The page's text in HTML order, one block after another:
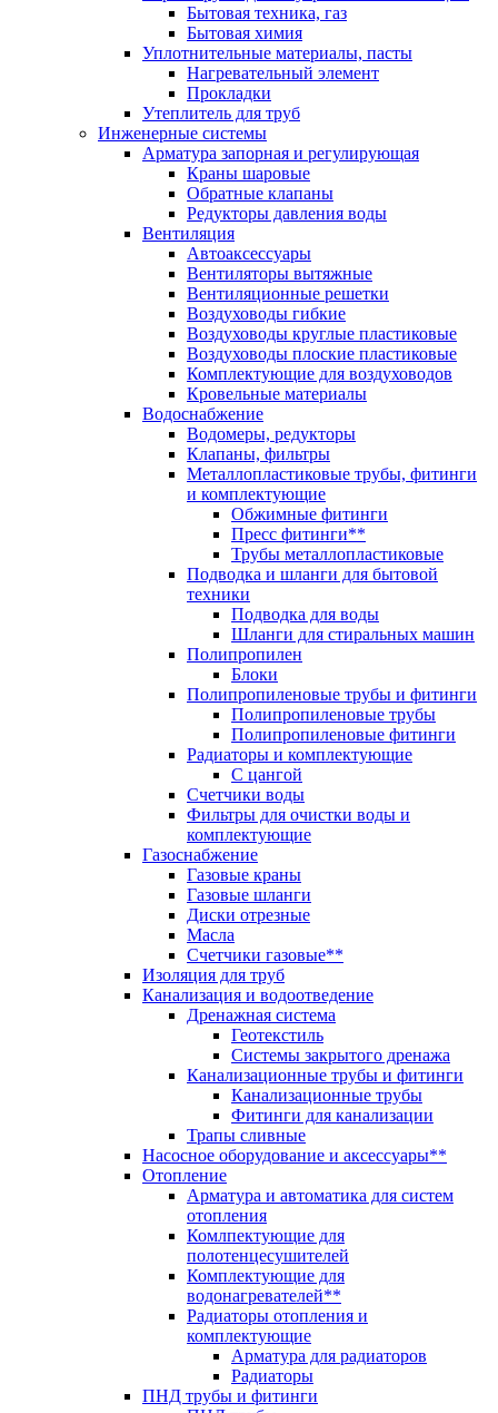
Бытовая техника, газ
Бытовая химия
Уплотнительные материалы, пасты
Нагревательный элемент
Прокладки
Утеплитель для труб
Инженерные системы
Арматура запорная и регулирующая
Краны шаровые
Обратные клапаны
Редукторы давления воды
Вентиляция
Автоаксессуары
Вентиляторы вытяжные
Вентиляционные решетки
Воздуховоды гибкие
Воздуховоды круглые пластиковые
Воздуховоды плоские пластиковые
Комплектующие для воздуховодов
Кровельные материалы
Водоснабжение
Водомеры, редукторы
Клапаны, фильтры
Металлопластиковые трубы, фитинги
и комплектующие
Обжимные фитинги
Пресс фитинги**
Трубы металлопластиковые
Подводка и шланги для бытовой
техники
Подводка для воды
Шланги для стиральных машин
Полипропилен
Блоки
Полипропиленовые трубы и фитинги
Полипропиленовые трубы
Полипропиленовые фитинги
Радиаторы и комплектующие
С цангой
Счетчики воды
Фильтры для очистки воды и
комплектующие
Газоснабжение
Газовые краны
Газовые шланги
Диски отрезные
Масла
Счетчики газовые**
Изоляция для труб
Канализация и водоотведение
Дренажная система
Геотекстиль
Системы закрытого дренажа
Канализационные трубы и фитинги
Канализационные трубы
Фитинги для канализации
Трапы сливные
Насосное оборудование и аксессуары**
Отопление
Арматура и автоматика для систем
отопления
Комлпектующие для
полотенцесушителей
Комплектующие для
водонагревателей**
Радиаторы отопления и
комплектующие
Арматура для радиаторов
Радиаторы
ПНД трубы и фитинги